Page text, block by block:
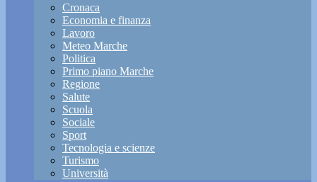
Cronaca
Economia e finanza
Lavoro
Meteo Marche
Politica
Primo piano Marche
Regione
Salute
Scuola
Sociale
Sport
Tecnologia e scienze
Turismo
Università